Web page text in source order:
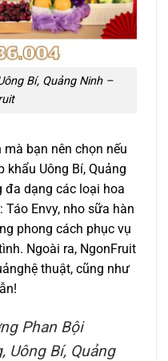
Bí, Quảng Ninh –
bạn nên chọn nếu
khẩu Uông Bí, Quảng
đa dạng các loại hoa
Envy, nho sữa hàn
phong cách phục vụ
Ngoài ra, NgonFruit
thuật, cũng như
Phan Bội
Uông Bí, Quảng